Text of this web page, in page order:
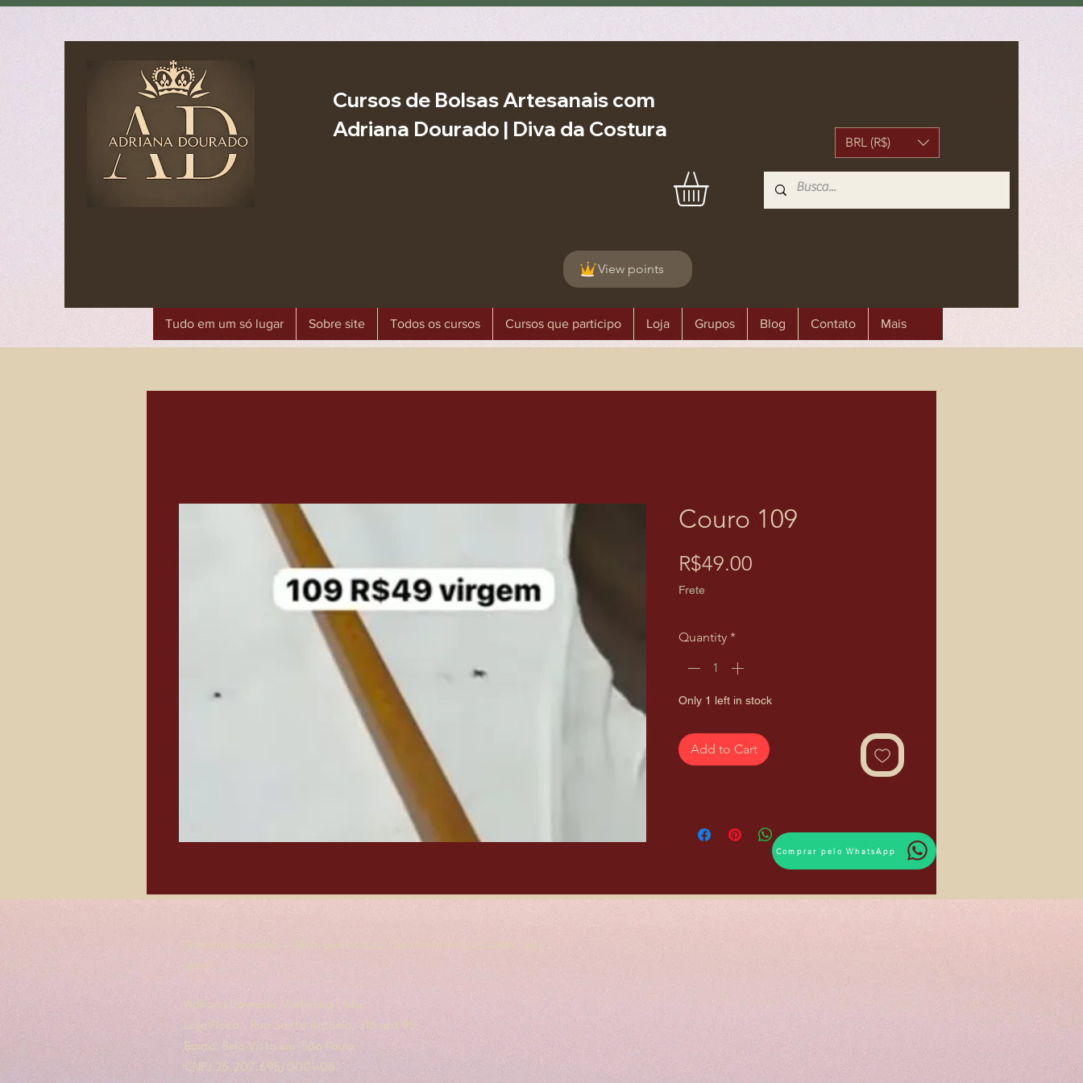
Cursos de Bolsas Artesanais com
Adriana Dourado | Diva da Costura
BRL (R$)
View points
Tudo em um só lugar Sobre site Todos os cursos Cursos que participo Loja Grupos Blog Contato Mais
Couro 109
R$49.00
Frete
Quantity *
Only 1 left in stock
Add to Cart
Comprar pelo WhatsApp
Adriana Dourado — Mais que bolsas. Uma história costurada com
amor.
​​Adriana Dourado Marketing Ltda.
Loja Física - Rua Santo Antônio, 316 apt 95
Bairro: Bela Vista em São Paulo
​CNPJ 25.207.695/0001-08